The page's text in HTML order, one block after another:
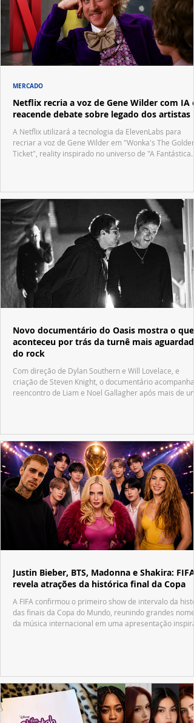
Netflix recria a voz de Gene Wilder com IA e
reacende debate sobre legado dos artistas
A Netflix utilizará a tecnologia da ElevenLabs para
recriar a voz de Gene Wilder em "Wonka's The Golden
Ticket", reality inspirado no universo de "A Fantástica
MERCADO
Novo documentário do Oasis mostra o que
aconteceu por trás da turnê mais aguardada
do rock
Com direção de Dylan Southern e Will Lovelace, e
criação de Steven Knight, o documentário acompanha
reencontro de Liam e Noel Gallagher após mais de
Justin Bieber, BTS, Madonna e Shakira: FIFA
revela atrações da histórica final da Copa
A FIFA confirmou o primeiro show de intervalo da
das finais da Copa do Mundo, reunindo grandes nomes
da música internacional em uma apresentação